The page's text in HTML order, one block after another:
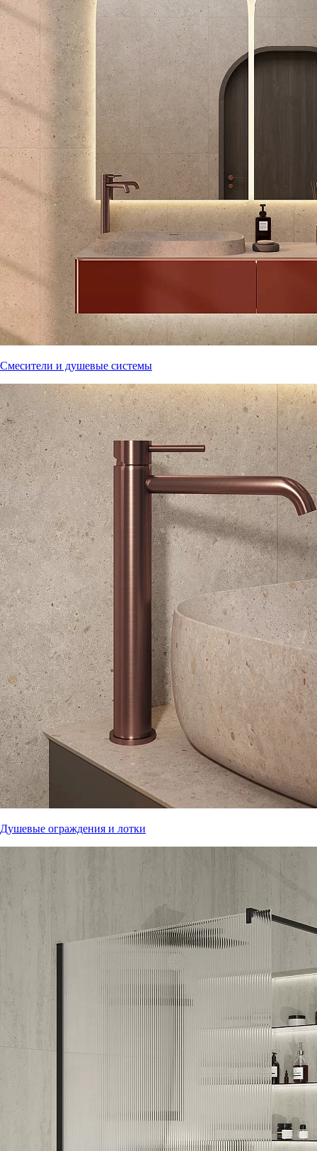
Смесители и душевые системы
Душевые ограждения и лотки